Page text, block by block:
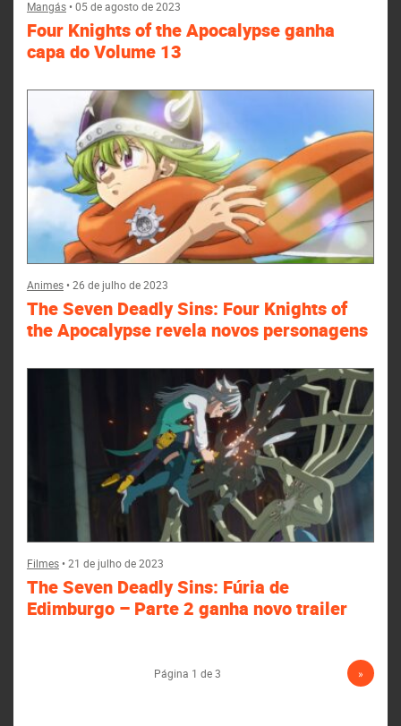
Mangás•05 de agosto de 2023
Four Knights of the Apocalypse ganha
capa do Volume 13
Animes•26 de julho de 2023
The Seven Deadly Sins: Four Knights of
the Apocalypse revela novos personagens
Filmes•21 de julho de 2023
The Seven Deadly Sins: Fúria de
Edimburgo – Parte 2 ganha novo trailer
Página 1 de 3 »